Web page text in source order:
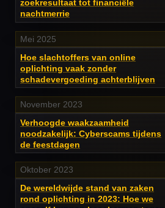
zoekresultaat tot financiële
nachtmerrie
Mei 2025
Hoe slachtoffers van online
oplichting vaak zonder
schadevergoeding achterblijven
November 2023
Verhoogde waakzaamheid
noodzakelijk: Cyberscams tijdens
de feestdagen
Oktober 2023
De wereldwijde stand van zaken
rond oplichting in 2023: Hoe we